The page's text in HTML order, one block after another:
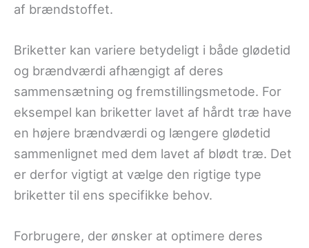
af brændstoffet.
Briketter kan variere betydeligt i både glødetid
og brændværdi afhængigt af deres
sammensætning og fremstillingsmetode. For
eksempel kan briketter lavet af hårdt træ have
en højere brændværdi og længere glødetid
sammenlignet med dem lavet af blødt træ. Det
er derfor vigtigt at vælge den rigtige type
briketter til ens specifikke behov.
Forbrugere, der ønsker at optimere deres